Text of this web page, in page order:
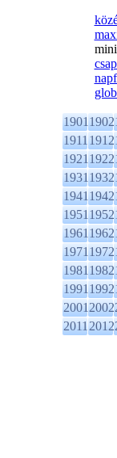
19011902
19111912
19211922
19311932
19411942
19511952
19611962
19711972
19811982
19911992
20012002
20112012